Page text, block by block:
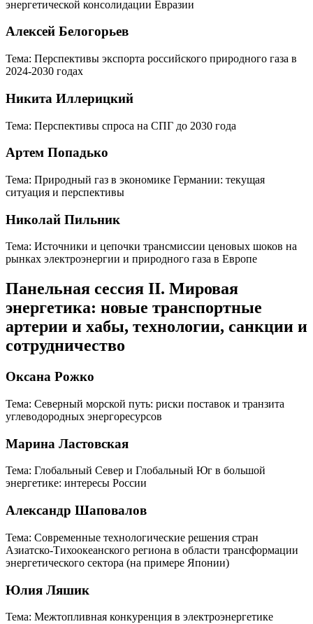
энергетической консолидации Евразии
Алексей Белогорьев
Тема: Перспективы экспорта российского природного газа в
2024-2030 годах
Никита Иллерицкий
Тема: Перспективы спроса на СПГ до 2030 года
Артем Попадько
Тема: Природный газ в экономике Германии: текущая
ситуация и перспективы
Николай Пильник
Тема: Источники и цепочки трансмиссии ценовых шоков на
рынках электроэнергии и природного газа в Европе
Панельная сессия II. Мировая
энергетика: новые транспортные
артерии и хабы, технологии, санкции и
сотрудничество
Оксана Рожко
Тема: Северный морской путь: риски поставок и транзита
углеводородных энергоресурсов
Марина Ластовская
Тема: Глобальный Север и Глобальный Юг в большой
энергетике: интересы России
Александр Шаповалов
Тема: Современные технологические решения стран
Азиатско-Тихоокеанского региона в области трансформации
энергетического сектора (на примере Японии)
Юлия Ляшик
Тема: Межтопливная конкуренция в электроэнергетике